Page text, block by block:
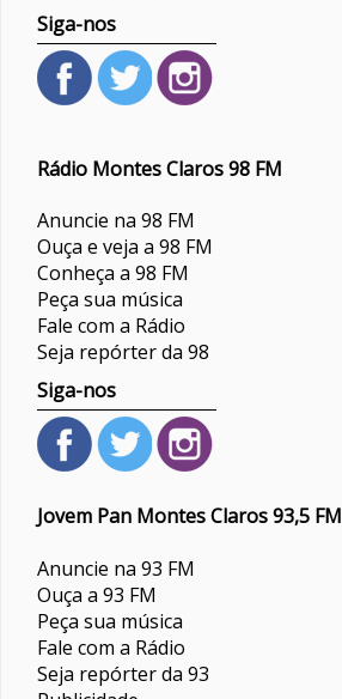
Siga-nos
Rádio Montes Claros 98 FM
Anuncie na 98 FM
Ouça e veja a 98 FM
Conheça a 98 FM
Peça sua música
Fale com a Rádio
Seja repórter da 98
Siga-nos
Jovem Pan Montes Claros 93,5 FM
Anuncie na 93 FM
Ouça a 93 FM
Peça sua música
Fale com a Rádio
Seja repórter da 93